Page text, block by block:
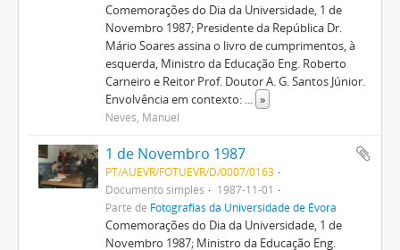
Comemorações do Dia da Universidade, 1 de
Novembro 1987; Presidente da República Dr.
Mário Soares assina o livro de cumprimentos, à
esquerda, Ministro da Educação Eng. Roberto
Carneiro e Reitor Prof. Doutor A. G. Santos Júnior.
Envolvência em contexto: ... »
Neves, Manuel
1 de Novembro 1987
PT/AUEVR/FOTUEVR/D/0007/0163
Documento simples
1987-11-01
Parte de Fotografias da Universidade de Évora
Comemorações do Dia da Universidade, 1 de
Novembro 1987; Ministro da Educação Eng.